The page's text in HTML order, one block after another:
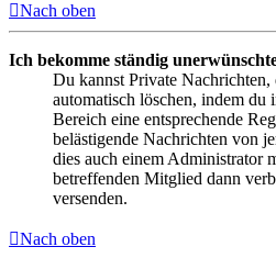
Nach oben
Ich bekomme ständig
Du kannst Private
automatisch löschen, indem du
Bereich eine entsprechende
belästigende Nachrichten von
dies auch einem Administrator
betreffenden Mitglied dann
versenden.
Nach oben